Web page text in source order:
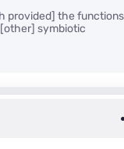
provided] the functions
symbiotic